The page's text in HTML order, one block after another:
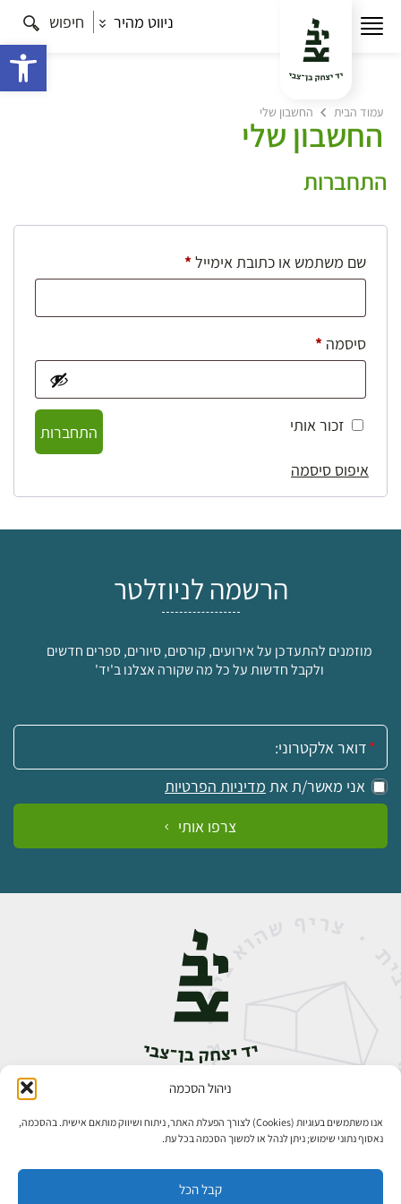
ניהול הסכמה
אנו משתמשים בעוגיות (Cookies) לצורך הפעלת האתר, ניתוח ושיווק מותאם אישית. בהסכמה,
נאסוף נתוני שימוש; ניתן לנהל או למשוך הסכמה בכל עת.
קבל הכל
ניווט מהיר חיפוש
עמוד הבית החשבון שלי
החשבון שלי
התחברות
שם משתמש או כתובת אימייל*חובה
סיסמה *חובה
זכור אותי
התחברות
איפוס סיסמה
הרשמה לניוזלטר
מוזמנים להתעדכן על אירועים, קורסים, סיורים, ספרים חדשים
ולקבל חדשות על כל מה שקורה אצלנו ב'יד'
אימייל:
אני מאשר/ת את מדיניות הפרטיות
צרפו אותי
אבן גבירול 14, רחביה, ירושלים